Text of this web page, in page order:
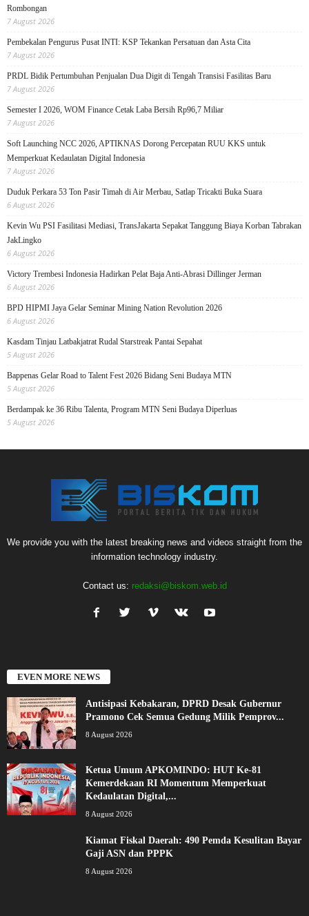
Rombongan
7 August 2026
Pembekalan Pengurus Pusat INTI: KSP Tekankan Persatuan dan Asta Cita
7 August 2026
PRDL Bidik Pertumbuhan Penjualan Dua Digit di Tengah Transisi Fasilitas Baru
7 August 2026
Semester I 2026, WOM Finance Cetak Laba Bersih Rp96,7 Miliar
7 August 2026
Soft Launching NCC 2026, APTIKNAS Dorong Percepatan RUU KKS untuk
Memperkuat Kedaulatan Digital Indonesia
7 August 2026
Duduk Perkara 53 Ton Pasir Timah di Air Merbau, Satlap Tricakti Buka Suara
6 August 2026
Kevin Wu PSI Fasilitasi Mediasi, TransJakarta Sepakat Tanggung Biaya Korban Tabrakan
JakLingko
6 August 2026
Victory Trembesi Indonesia Hadirkan Pelat Baja Anti-Abrasi Dillinger Jerman
6 August 2026
BPD HIPMI Jaya Gelar Seminar Mining Nation Revolution 2026
6 August 2026
Kasdam Tinjau Latbakjatrat Rudal Starstreak Pantai Sepahat
5 August 2026
Bappenas Gelar Road to Talent Fest 2026 Bidang Seni Budaya MTN
5 August 2026
Berdampak ke 36 Ribu Talenta, Program MTN Seni Budaya Diperluas
5 August 2026
We provide you with the latest breaking news and videos straight from the
information technology industry.
Contact us: redaksi@biskom.web.id
EVEN MORE NEWS
Antisipasi Kebakaran, DPRD Desak Gubernur
Pramono Cek Semua Gedung Milik Pemprov...
8 August 2026
Ketua Umum APKOMINDO: HUT Ke-81
Kemerdekaan RI Momentum Memperkuat
Kedaulatan Digital,...
8 August 2026
Kiamat Fiskal Daerah: 490 Pemda Kesulitan Bayar
Gaji ASN dan PPPK
8 August 2026